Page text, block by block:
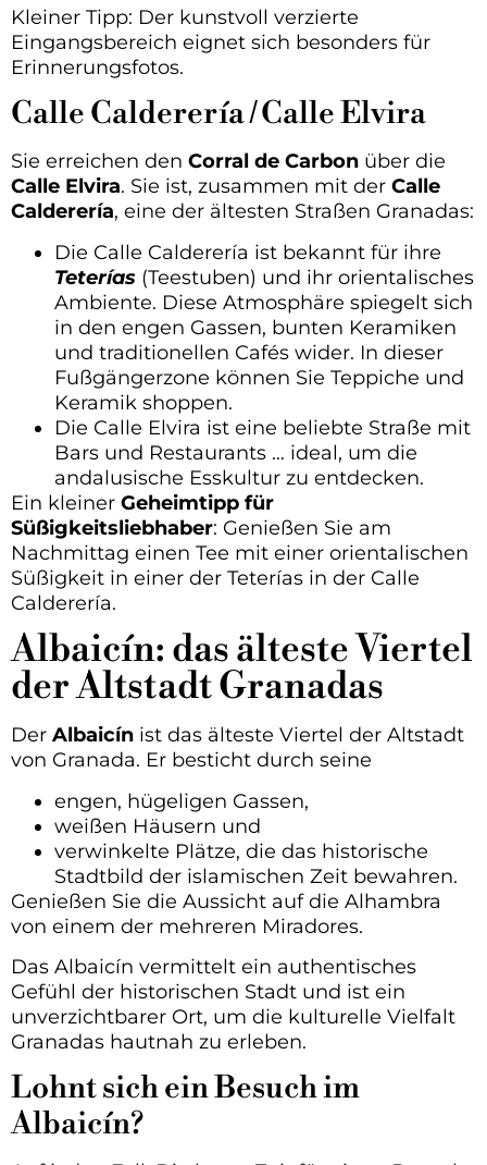
Kleiner Tipp: Der kunstvoll verzierte
Eingangsbereich eignet sich besonders für
Erinnerungsfotos.
Calle Calderería / Calle Elvira
Sie erreichen den Corral de Carbon über die
Calle Elvira. Sie ist, zusammen mit der Calle
Calderería, eine der ältesten Straßen Granadas:
Die Calle Calderería ist bekannt für ihre
Teterías (Teestuben) und ihr orientalisches
Ambiente. Diese Atmosphäre spiegelt sich
in den engen Gassen, bunten Keramiken
und traditionellen Cafés wider. In dieser
Fußgängerzone können Sie Teppiche und
Keramik shoppen.
Die Calle Elvira ist eine beliebte Straße mit
Bars und Restaurants … ideal, um die
andalusische Esskultur zu entdecken.
Ein kleiner Geheimtipp für
Süßigkeitsliebhaber: Genießen Sie am
Nachmittag einen Tee mit einer orientalischen
Süßigkeit in einer der Teterías in der Calle
Calderería.
Albaicín: das älteste Viertel
der Altstadt Granadas
Der Albaicín ist das älteste Viertel der Altstadt
von Granada. Er besticht durch seine
engen, hügeligen Gassen,
weißen Häusern und
verwinkelte Plätze, die das historische
Stadtbild der islamischen Zeit bewahren.
Genießen Sie die Aussicht auf die Alhambra
von einem der mehreren Miradores.
Das Albaicín vermittelt ein authentisches
Gefühl der historischen Stadt und ist ein
unverzichtbarer Ort, um die kulturelle Vielfalt
Granadas hautnah zu erleben.
Lohnt sich ein Besuch im
Albaicín?